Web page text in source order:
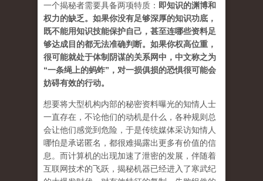
一个揭秘者需要具备两项特质： 即知识的渊博和
权力的缺乏。如果你没有足够深厚的知识功底，
既不能用知识技能保护自己，甚至连哪些资料足
够达成目的都无法准确判断。如果你权高位重，
很可能就处于体制阴谋的关系网中，中文称之为
“一条绳上的蚂蚱”，对一损俱损的恐惧很可能会
妨碍有效的行动。
想要将大型机构内部的秘密资料曝光的知情人士
一直存在，不论他们的动机是什么，各种规则总
会让他们感觉到危险，于是传统媒体采访知情人
哪怕是承诺匿名，都很难揭露出更多有价值的信
息。而计算机的出现加速了泄密的发展，伴随着
互联网技术的飞跃，揭秘机器已经进入了寒武纪